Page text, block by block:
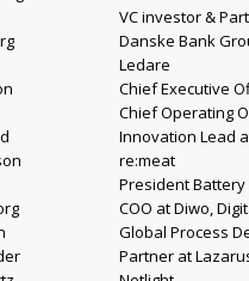
VC investor &
Danske Bank
Ledare
Chief Executive
Chief Operating
Innovation Lead
re:meat
President
COO at Diwo,
Global Process
Partner at